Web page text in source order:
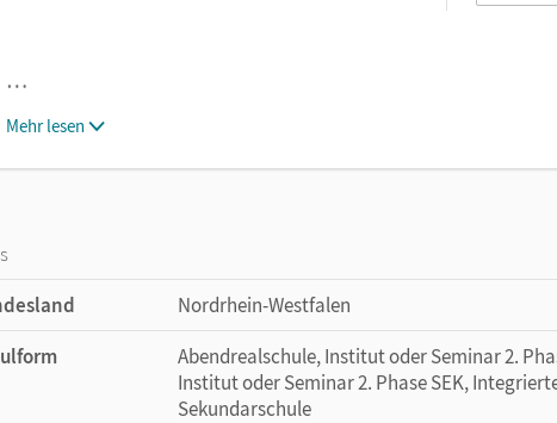
…
Mehr lesen
Nordrhein-Westfalen
Abendrealschule, Institut oder Seminar 2.
Institut oder Seminar 2. Phase SEK,
Sekundarschule